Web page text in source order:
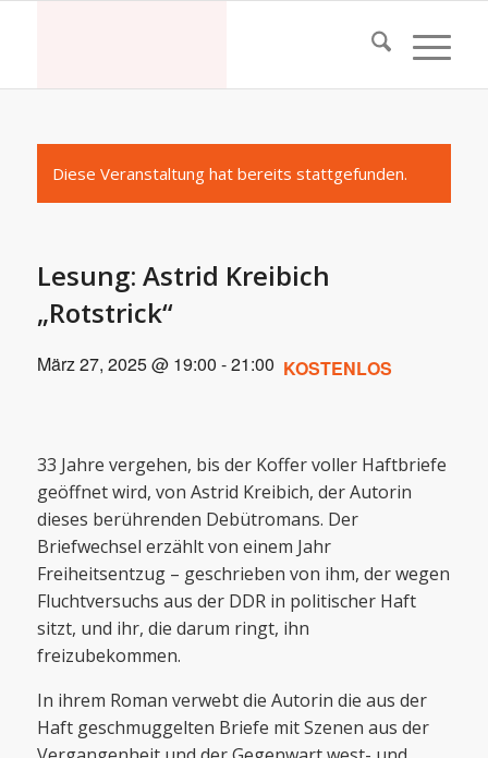
Diese Veranstaltung hat bereits stattgefunden.
Lesung: Astrid Kreibich
„Rotstrick“
März 27, 2025 @ 19:00 -21:00 KOSTENLOS
33 Jahre vergehen, bis der Koffer voller Haftbriefe
geöffnet wird, von Astrid Kreibich, der Autorin
dieses berührenden Debütromans. Der
Briefwechsel erzählt von einem Jahr
Freiheitsentzug – geschrieben von ihm, der wegen
Fluchtversuchs aus der DDR in politischer Haft
sitzt, und ihr, die darum ringt, ihn
freizubekommen.
In ihrem Roman verwebt die Autorin die aus der
Haft geschmuggelten Briefe mit Szenen aus der